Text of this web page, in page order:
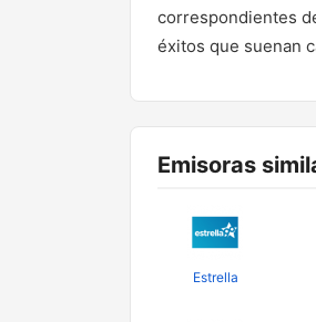
correspondientes
éxitos que suenan
Emisoras
Estrella